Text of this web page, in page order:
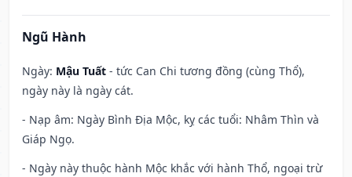
Ngũ Hành
Ngày: Mậu Tuất - tức Can Chi tương đồng (cùng Thổ),
ngày này là ngày cát.
- Nạp âm: Ngày Bình Địa Mộc, kỵ các tuổi: Nhâm Thìn và
Giáp Ngọ.
- Ngày này thuộc hành Mộc khắc với hành Thổ, ngoại trừ